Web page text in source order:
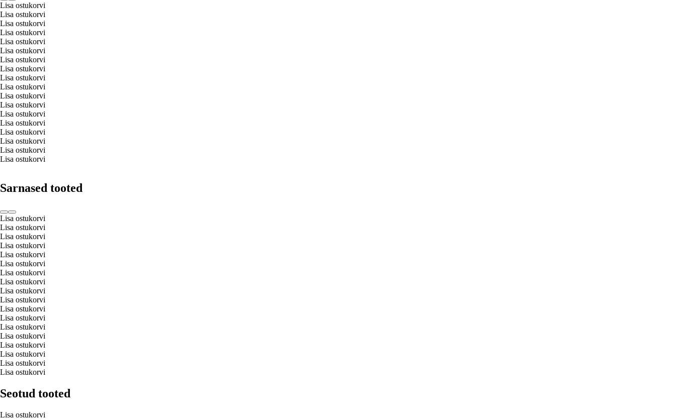
Lisa ostukorvi
Lisa ostukorvi
Lisa ostukorvi
Lisa ostukorvi
Lisa ostukorvi
Lisa ostukorvi
Lisa ostukorvi
Lisa ostukorvi
Lisa ostukorvi
Lisa ostukorvi
Lisa ostukorvi
Lisa ostukorvi
Lisa ostukorvi
Lisa ostukorvi
Lisa ostukorvi
Lisa ostukorvi
Lisa ostukorvi
Lisa ostukorvi
Sarnased tooted
Lisa ostukorvi
Lisa ostukorvi
Lisa ostukorvi
Lisa ostukorvi
Lisa ostukorvi
Lisa ostukorvi
Lisa ostukorvi
Lisa ostukorvi
Lisa ostukorvi
Lisa ostukorvi
Lisa ostukorvi
Lisa ostukorvi
Lisa ostukorvi
Lisa ostukorvi
Lisa ostukorvi
Lisa ostukorvi
Lisa ostukorvi
Lisa ostukorvi
Seotud tooted
Lisa ostukorvi